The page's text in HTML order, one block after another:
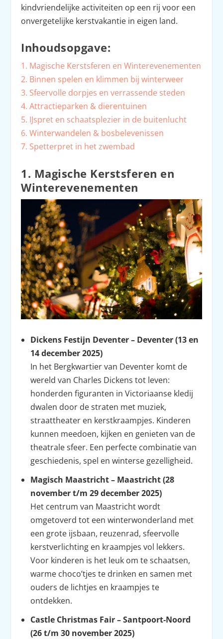
kindvriendelijke activiteiten op een rij voor een
onvergetelijke kerstvakantie in eigen land.
Inhoudsopgave:
1. Magische Kerstsferen en Winterevenementen
2. Binnen spelen en klimmen bij winterweer
3. Sfeervolle dorpjes en verrassende steden
4. Attractieparken & dierentuinen
5. IJspret en schaatsplezier in de buitenlucht
6. Winterwandelen & bosbelevenissen
7. Spetterpret in het zwembad
1. Magische Kerstsferen en
Winterevenementen
Dickens Festijn Deventer – Deventer (13 en
14 december 2025)
In het Bergkwartier van Deventer komt de
wereld van Charles Dickens tot leven:
honderden figuranten in Victoriaanse kledij
dwalen door de straten met muziek,
straattheater en kerstkraampjes. Kinderen
kunnen meedoen, kijken en genieten van de
theatrale sfeer. Een perfecte combinatie van
geschiedenis, spel en winterse gezelligheid.
Magisch Maastricht – Maastricht (28
november t/m 29 december 2025)
Het centrum van Maastricht wordt
omgetoverd tot een winterwonderland met
een grote ijsbaan, reuzenrad, sfeervolle
kerstverlichting en kraampjes vol lekkers.
Voor kinderen is het leuk om te schaatsen,
warme choco’tjes te drinken en samen met
ouders de lichtjes en kraampjes te
ontdekken.
Castle Christmas Fair – Santpoort‑Noord
(26 t/m 30 november 2025)